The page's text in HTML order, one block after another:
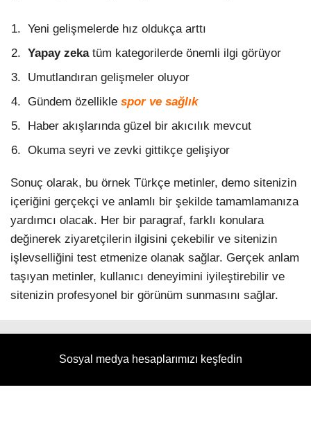
Yeni gelişmelerde hız oldukça arttı
Yapay zekatüm kategorilerde önemli ilgi görüyor
Umutlandıran gelişmeler oluyor
Gündem özellikle spor ve sağlık
Haber akışlarında güzel bir akıcılık mevcut
Okuma seyri ve zevki gittikçe gelişiyor
Sonuç olarak, bu örnek Türkçe metinler, demo sitenizin
içeriğini gerçekçi ve anlamlı bir şekilde tamamlamanıza
yardımcı olacak. Her bir paragraf, farklı konulara
değinerek ziyaretçilerin ilgisini çekebilir ve sitenizin
işlevselliğini test etmenize olanak sağlar. Gerçek anlam
taşıyan metinler, kullanıcı deneyimini iyileştirebilir ve
sitenizin profesyonel bir görünüm sunmasını sağlar.
Sosyal medya hesaplarımızı keşfedin